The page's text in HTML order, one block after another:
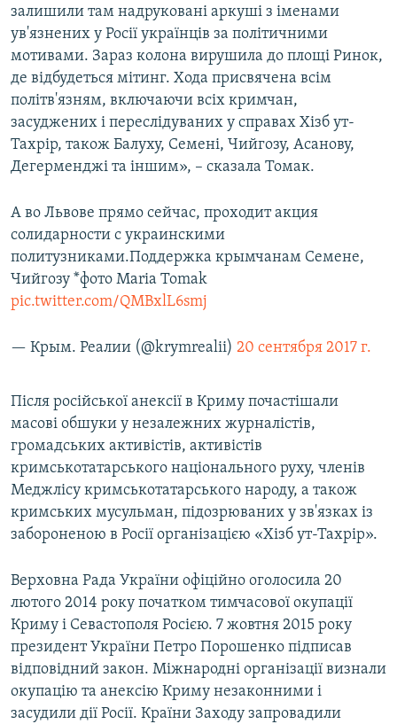
залишили там надруковані аркуші з іменами
ув'язнених у Росії українців за політичними
мотивами. Зараз колона вирушила до площі Ринок,
де відбудеться мітинг. Хода присвячена всім
політв'язням, включаючи всіх кримчан,
засуджених і переслідуваних у справах Хізб ут-
Тахрір, також Балуху, Семені, Чийгозу, Асанову,
Дегерменджі та іншим», – сказала Томак.
А во Львове прямо сейчас, проходит акция
солидарности с украинскими
политузниками.Поддержка крымчанам Семене,
Чийгозу *фото Maria Tomak
pic.twitter.com/QMBxlL6smj
— Крым. Реалии (@krymrealii) 20 сентября 2017 г.
Після російської анексії в Криму почастішали
масові обшуки у незалежних журналістів,
громадських активістів, активістів
кримськотатарського національного руху, членів
Меджлісу кримськотатарського народу, а також
кримських мусульман, підозрюваних у зв'язках із
забороненою в Росії організацією «Хізб ут-Тахрір».
Верховна Рада України офіційно оголосила 20
лютого 2014 року початком тимчасової окупації
Криму і Севастополя Росією. 7 жовтня 2015 року
президент України Петро Порошенко підписав
відповідний закон. Міжнародні організації визнали
окупацію та анексію Криму незаконними і
засудили дії Росії. Країни Заходу запровадили